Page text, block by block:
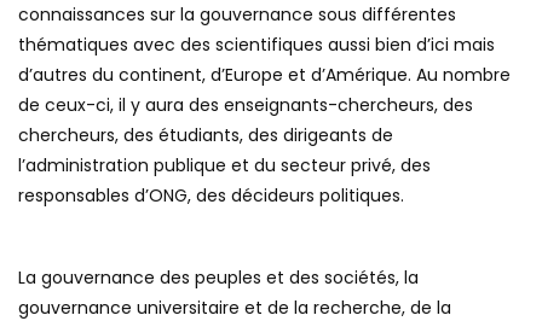
connaissances sur la gouvernance sous différentes
thématiques avec des scientifiques aussi bien d’ici mais
d’autres du continent, d’Europe et d’Amérique. Au nombre
de ceux-ci, il y aura des enseignants-chercheurs, des
chercheurs, des étudiants, des dirigeants de
l’administration publique et du secteur privé, des
responsables d’ONG, des décideurs politiques.
La gouvernance des peuples et des sociétés, la
gouvernance universitaire et de la recherche, de la